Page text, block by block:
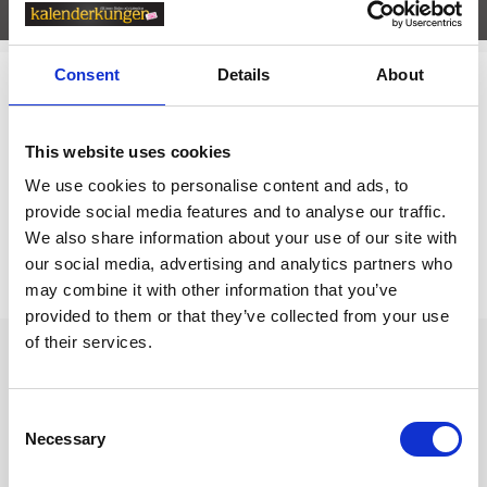
Consent Details About
This website uses cookies
We use cookies to personalise content and ads, to
provide social media features and to analyse our traffic.
We also share information about your use of our site with
our social media, advertising and analytics partners who
may combine it with other information that you’ve
provided to them or that they’ve collected from your use
of their services.
Selection
Necessary
Egenskaper
Relaterade kategorier
Anteckningsböcker & Anteckningsblock /
Prishistorik
Lägsta pris senaste 30 dagarna är 209 kr (2026-08-08)